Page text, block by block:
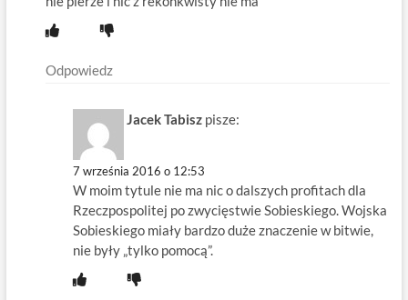
Odpowiedz
Jacek Tabisz pisze:
7 września 2016 o 12:53
W moim tytule nie ma nic o dalszych profitach dla
Rzeczpospolitej po zwycięstwie Sobieskiego. Wojska
Sobieskiego miały bardzo duże znaczenie w bitwie,
nie były „tylko pomocą”.